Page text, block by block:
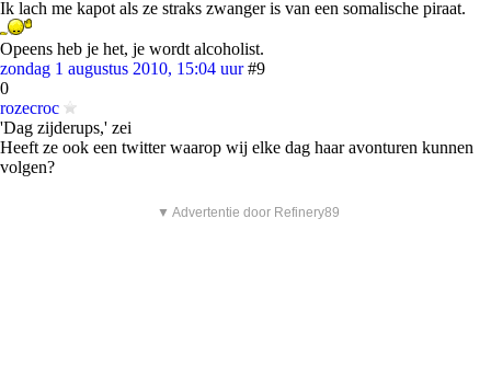
Ik lach me kapot als ze straks zwanger is van een somalische piraat.
Opeens heb je het, je wordt alcoholist.
zondag 1 augustus 2010, 15:04 uur #9
0
rozecroc
'Dag zijderups,' zei
Heeft ze ook een twitter waarop wij elke dag haar avonturen kunnen
volgen?
▼ Advertentie door Refinery89